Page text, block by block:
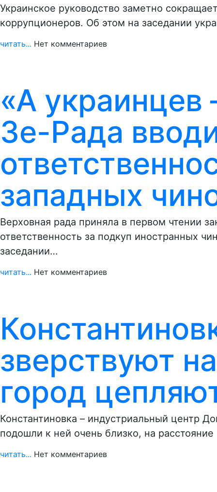
Украинское руководство заметно
коррупционеров. Об этом на заседании
читать... Нет комментариев
«А украинцев
Зе-Рада
западных
Верховная рада приняла в первом чтении
ответственность за подкуп иностранных
заседании…
читать... Нет комментариев
зверствуют
город
Константиновка – индустриальный центр
подошли к ней очень близко, на
читать... Нет комментариев